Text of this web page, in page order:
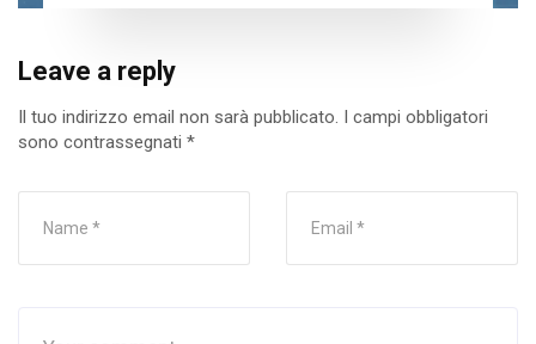
Leave a reply
Il tuo indirizzo email non sarà pubblicato. I campi obbligatori
sono contrassegnati *